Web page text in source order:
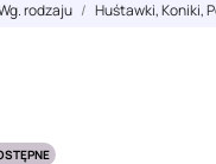
rodzaju Huśtawki, Koniki,